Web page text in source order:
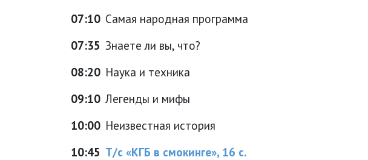
07:10 Самая народная программа
07:35 Знаете ли вы, что?
08:20 Наука и техника
09:10 Легенды и мифы
10:00 Неизвестная история
10:45 Т/с «КГБ в смокинге», 16 с.